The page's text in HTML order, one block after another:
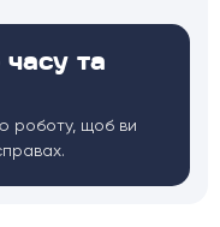
та
роботу, щоб ви